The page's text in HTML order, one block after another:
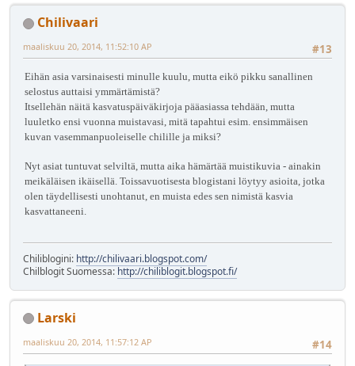
Chilivaari
#13
maaliskuu 20, 2014, 11:52:10 AP
Eihän asia varsinaisesti minulle kuulu, mutta eikö pikku sanallinen
selostus auttaisi ymmärtämistä?
Itsellehän näitä kasvatuspäiväkirjoja pääasiassa tehdään, mutta
luuletko ensi vuonna muistavasi, mitä tapahtui esim. ensimmäisen
kuvan vasemmanpuoleiselle chilille ja miksi?
Nyt asiat tuntuvat selviltä, mutta aika hämärtää muistikuvia - ainakin
meikäläisen ikäisellä. Toissavuotisesta blogistani löytyy asioita, jotka
olen täydellisesti unohtanut, en muista edes sen nimistä kasvia
kasvattaneeni.
Chiliblogini: http://chilivaari.blogspot.com/
Chilblogit Suomessa: http://chiliblogit.blogspot.fi/
Larski
#14
maaliskuu 20, 2014, 11:57:12 AP